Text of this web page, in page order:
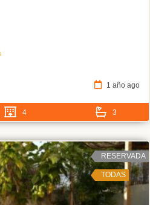
1 año ago
4 3
RESERVADA
TODAS